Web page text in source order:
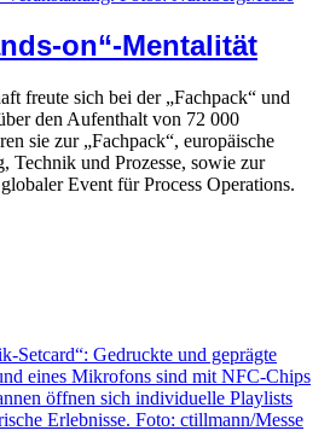
on“-Mentalität
freute sich bei der „Fachpack“ und
den Aufenthalt von 72 000
sie zur „Fachpack“, europäische
Technik und Prozesse, sowie zur
Event für Process Operations.